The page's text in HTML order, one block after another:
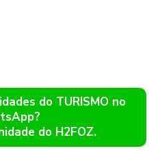
do TURISMO no
do H2FOZ.